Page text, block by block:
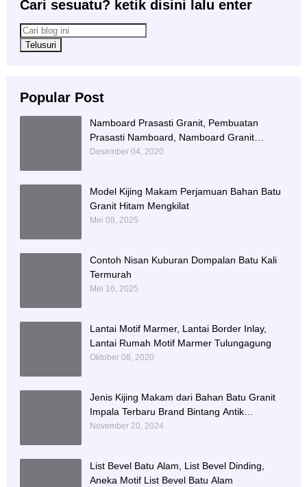
Cari sesuatu? ketik disini lalu enter
Popular Post
Namboard Prasasti Granit, Pembuatan
Prasasti Namboard, Namboard Granit
Tulungagung
Desember 04, 2020
Model Kijing Makam Perjamuan Bahan Batu
Granit Hitam Mengkilat
Mei 08, 2025
Contoh Nisan Kuburan Dompalan Batu Kali
Termurah
Mei 16, 2025
Lantai Motif Marmer, Lantai Border Inlay,
Lantai Rumah Motif Marmer Tulungagung
Oktober 08, 2020
Jenis Kijing Makam dari Bahan Batu Granit
Impala Terbaru Brand Bintang Antik
Sejahtera
November 20, 2024
List Bevel Batu Alam, List Bevel Dinding,
Aneka Motif List Bevel Batu Alam